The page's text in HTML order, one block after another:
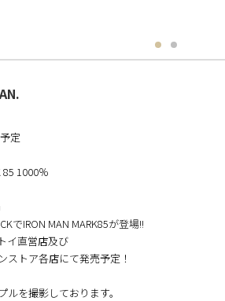
定
85 1000％
でIRON MAN MARK85が登場!!
イ直営店及び
ストア各店にて発売予定！
を撮影しております。